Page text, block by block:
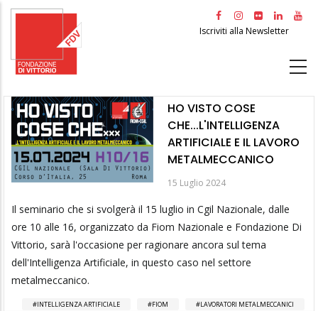
Salta
principale
Iscriviti alla Newsletter
HO VISTO COSE
CHE...L'INTELLIGENZA
ARTIFICIALE E IL LAVORO
METALMECCANICO
15 Luglio 2024
Il seminario che si svolgerà il 15 luglio in Cgil Nazionale, dalle
ore 10 alle 16, organizzato da Fiom Nazionale e Fondazione Di
Vittorio, sarà l'occasione per ragionare ancora sul tema
dell'Intelligenza Artificiale, in questo caso nel settore
metalmeccanico.
INTELLIGENZA ARTIFICIALE FIOM LAVORATORI METALMECCANICI